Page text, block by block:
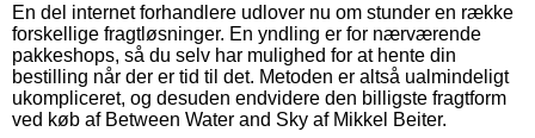
En del internet forhandlere udlover nu om stunder en række
forskellige fragtløsninger. En yndling er for nærværende
pakkeshops, så du selv har mulighed for at hente din
bestilling når der er tid til det. Metoden er altså ualmindeligt
ukompliceret, og desuden endvidere den billigste fragtform
ved køb af Between Water and Sky af Mikkel Beiter.